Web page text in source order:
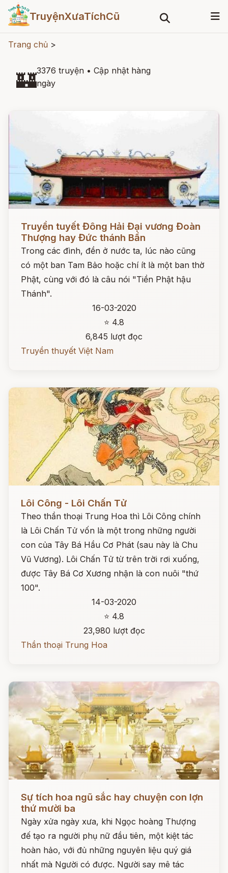
TruyệnXưaTíchCũ
Trang chủ >
🏰3376 truyện • Cập nhật hàng
ngày
Đọc ngay
Truyền tuyết Đông Hải Đại vương Đoàn
Thượng hay Đức thánh Bần
Trong các đình, đền ở nước ta, lúc nào cũng
có một ban Tam Bảo hoặc chí ít là một ban thờ
Phật, cùng với đó là câu nói "Tiền Phật hậu
Thánh".
16-03-2020
⭐ 4.8
6,845 lượt đọc
Truyền thuyết Việt Nam
Lôi Công - Lôi Chấn Tử
Theo thần thoại Trung Hoa thì Lôi Công chính
là Lôi Chấn Tử vốn là một trong những người
con của Tây Bá Hầu Cơ Phát (sau này là Chu
Vũ Vương). Lôi Chấn Tử từ trên trời rơi xuống,
được Tây Bá Cơ Xương nhận là con nuôi "thứ
100".
14-03-2020
⭐ 4.8
23,980 lượt đọc
Thần thoại Trung Hoa
Sự tích hoa ngũ sắc hay chuyện con lợn
thứ mười ba
Ngày xửa ngày xưa, khi Ngọc hoàng Thượng
đế tạo ra người phụ nữ đầu tiên, một kiệt tác
hoàn hảo, với đủ những nguyên liệu quý giá
nhất mà Người có được. Người say mê tác